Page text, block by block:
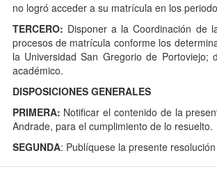
no logró acceder a su matrícula en los
TERCERO: Disponer a la Coordinación de
procesos de matrícula conforme los
la Universidad San Gregorio de
académico.
DISPOSICIONES GENERALES
PRIMERA: Notificar el contenido de la
Andrade, para el cumplimiento de lo resuelto.
SEGUNDA: Publíquese la presente